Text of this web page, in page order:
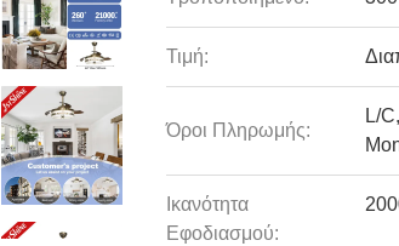
Τιμή:
Όροι Πληρωμής:
L/
Ικανότητα
Εφοδιασμού: